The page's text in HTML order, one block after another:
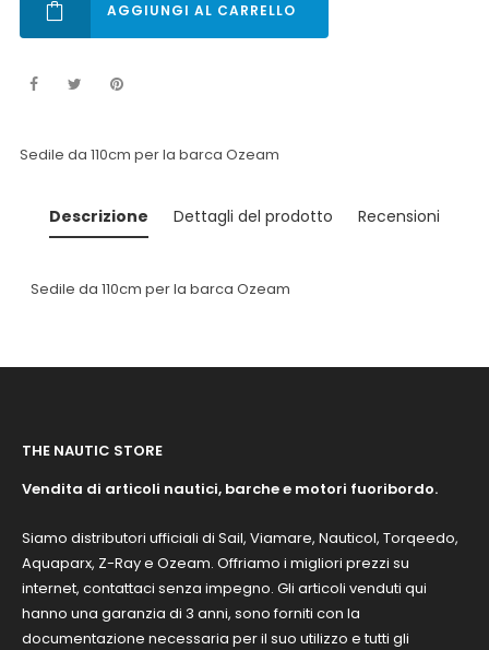
AGGIUNGI AL CARRELLO
Sedile da 110cm per la barca Ozeam
Descrizione Dettagli del prodotto Recensioni
Sedile da 110cm per la barca Ozeam
THE NAUTIC STORE
Vendita di articoli nautici, barche e motori fuoribordo.
Siamo distributori ufficiali di Sail, Viamare, Nauticol, Torqeedo,
Aquaparx, Z-Ray e Ozeam. Offriamo i migliori prezzi su
internet, contattaci senza impegno. Gli articoli venduti qui
hanno una garanzia di 3 anni, sono forniti con la
documentazione necessaria per il suo utilizzo e tutti gli